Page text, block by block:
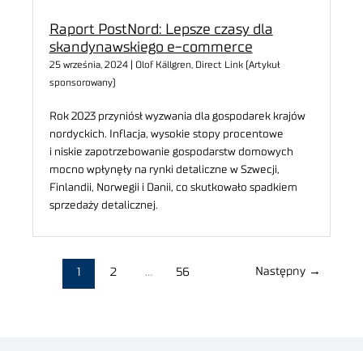
Raport PostNord: Lepsze czasy dla
skandynawskiego e-commerce
25 września, 2024 | Olof Källgren, Direct Link (Artykuł
sponsorowany)
Rok 2023 przyniósł wyzwania dla gospodarek krajów
nordyckich. Inflacja, wysokie stopy procentowe
i niskie zapotrzebowanie gospodarstw domowych
mocno wpłynęły na rynki detaliczne w Szwecji,
Finlandii, Norwegii i Danii, co skutkowało spadkiem
sprzedaży detalicznej.
1 2 … 56 Następny →